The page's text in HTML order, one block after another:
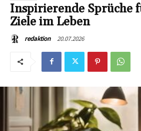
Inspirierende Sprüche
Ziele im Leben
redaktion 20.07.2026